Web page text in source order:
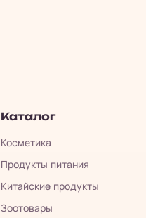
Каталог
Косметика
Продукты питания
Китайские продукты
Зоотовары